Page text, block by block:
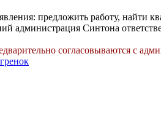
предложить работу, найти
администрация Синтона
согласовываются с